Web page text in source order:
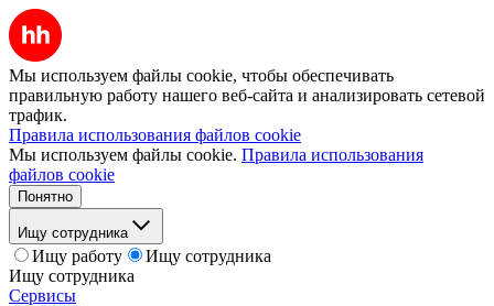
Мы используем файлы cookie, чтобы обеспечивать
правильную работу нашего веб-сайта и анализировать сетевой
трафик.
Правила использования файлов cookie
Мы используем файлы cookie. Правила использования
файлов cookie
Понятно
Ищу сотрудника
Ищу работу
Ищу сотрудника
Ищу сотрудника
Сервисы